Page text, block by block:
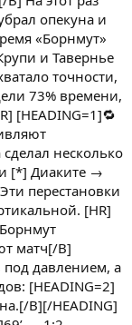
опекуна и
«Борнмут»
и Тавернье
точности,
73% времени,
[HEADING=1]🔁
несколько
[*] Диаките →
перестановки
[HR]
матч[/B]
под давлением, а
[HEADING=2]
B][/HEADING]